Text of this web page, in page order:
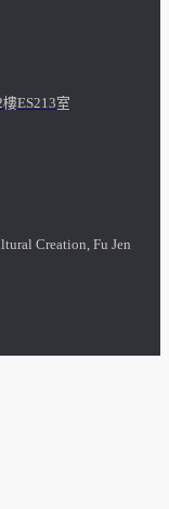
ES213室
Creation, Fu Jen